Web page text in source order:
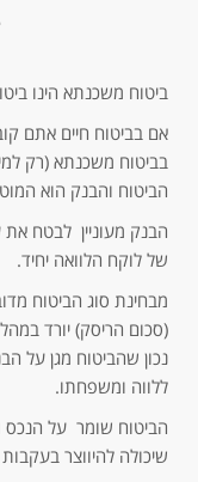
ביטוח משכנתא הינו
אם בביטוח חיים אתם
בביטוח משכנתא (רק
הביטוח והבנק הוא
הבנק מעוניין לבטח
של לוקח הלוואה יחיד.
מבחינת סוג הביטוח
(סכום הריסק) יורד
נכון שהביטוח מגן על
ללווה ומשפחתו.
הביטוח שומר על הנכס
שיכולה להיווצר